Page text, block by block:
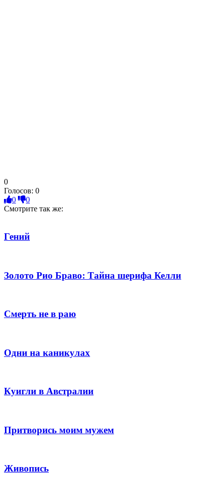
0
Голосов: 0
0
0
Смотрите так же:
Гений
Золото Рио Браво: Тайна шерифа Келли
Смерть не в раю
Одни на каникулах
Куигли в Австралии
Притворись моим мужем
Живопись